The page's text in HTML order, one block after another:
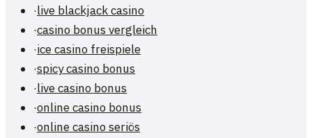
·live blackjack casino
·casino bonus vergleich
·ice casino freispiele
·spicy casino bonus
·live casino bonus
·online casino bonus
·online casino seriös